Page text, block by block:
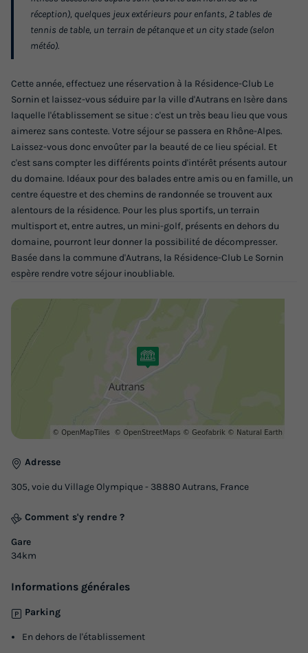
Appartement 7 personnes - G/321_3
PIECES 7 PERSONNES
Surface
58m²
Adultes
7
Chambres
2
Salle de bain
1
Cafetière Lave-vaisselle
Réfrigérateur Micro-ondes
+ 1
Appartement 7 personnes - G/321_3 PIECES 7
PERSONNES
du20/03/2027au27/03/2027
Meilleur prix pour 7 nuits
Modifier les dates
315 €
Voir les logements
réception), quelques jeux extérieurs pour enfants, 2 tables de
tennis de table, un terrain de pétanque et un city stade (selon
météo).
Cette année, effectuez une réservation à la Résidence-Club Le
Sornin et laissez-vous séduire par la ville d'Autrans en Isère dans
laquelle l'établissement se situe : c'est un très beau lieu que vous
aimerez sans conteste. Votre séjour se passera en Rhône-Alpes.
Laissez-vous donc envoûter par la beauté de ce lieu spécial. Et
c'est sans compter les différents points d'intérêt présents autour
du domaine. Idéaux pour des balades entre amis ou en famille, un
centre équestre et des chemins de randonnée se trouvent aux
alentours de la résidence. Pour les plus sportifs, un terrain
multisport et, entre autres, un mini-golf, présents en dehors du
domaine, pourront leur donner la possibilité de décompresser.
Basée dans la commune d'Autrans, la Résidence-Club Le Sornin
espère rendre votre séjour inoubliable.
Adresse
305, voie du Village Olympique - 38880 Autrans, France
Comment s'y rendre ?
Gare
34km
Informations générales
Parking
En dehors de l'établissement